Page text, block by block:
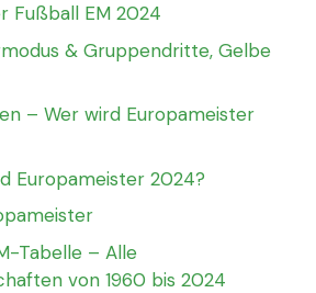
Fußball EM 2024
& Gruppendritte, Gelbe
– Wer wird Europameister
Europameister 2024?
Tabelle – Alle
von 1960 bis 2024